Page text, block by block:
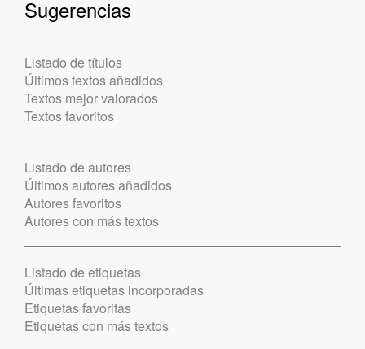
Sugerencias
Listado de títulos
Últimos textos añadidos
Textos mejor valorados
Textos favoritos
Listado de autores
Últimos autores añadidos
Autores favoritos
Autores con más textos
Listado de etiquetas
Últimas etiquetas incorporadas
Etiquetas favoritas
Etiquetas con más textos